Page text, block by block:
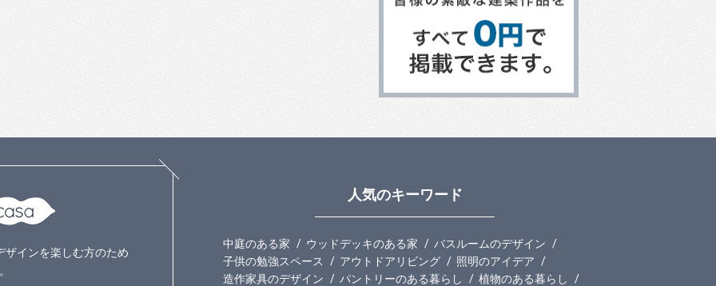
インを楽しむ方のため
人気のキーワード
中庭のある家 ウッドデッキのある家
バスルームのデザイン
子供の勉強スペース
アウトドアリビング
照明のアイデア
造作家具のデザイン
パントリーのある暮らし
植物のある暮らし